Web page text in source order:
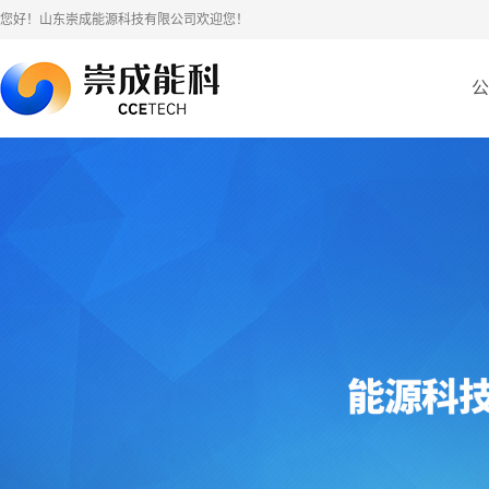
您好！山东崇成能源科技有限公司欢迎您！